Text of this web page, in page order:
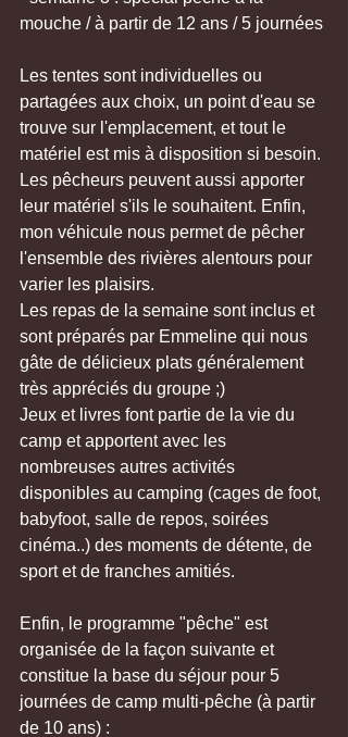
mouche / à partir de 12 ans / 5 journées
Les tentes sont individuelles ou
partagées aux choix, un point d'eau se
trouve sur l'emplacement, et tout le
matériel est mis à disposition si besoin.
Les pêcheurs peuvent aussi apporter
leur matériel s'ils le souhaitent. Enfin,
mon véhicule nous permet de pêcher
l'ensemble des rivières alentours pour
varier les plaisirs.
Les repas de la semaine sont inclus et
sont préparés par Emmeline qui nous
gâte de délicieux plats généralement
très appréciés du groupe ;)
Jeux et livres font partie de la vie du
camp et apportent avec les
nombreuses autres activités
disponibles au camping (cages de foot,
babyfoot, salle de repos, soirées
cinéma..) des moments de détente, de
sport et de franches amitiés.
Enfin, le programme "pêche" est
organisée de la façon suivante et
constitue la base du séjour pour 5
journées de camp multi-pêche (à partir
de 10 ans) :